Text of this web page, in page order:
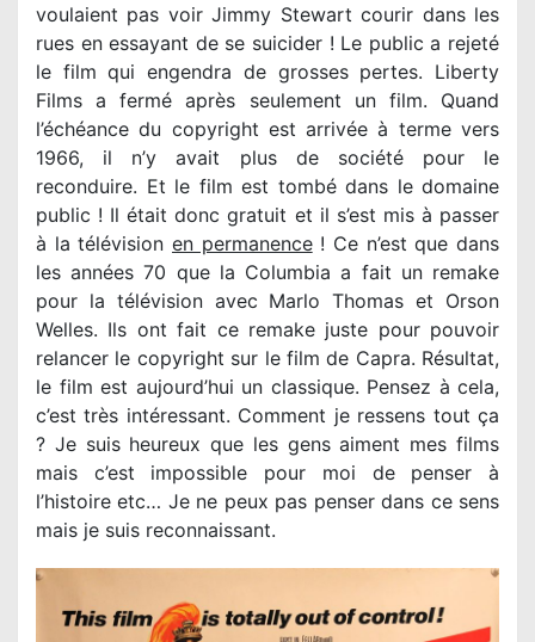
voulaient pas voir Jimmy Stewart courir dans les
rues en essayant de se suicider ! Le public a rejeté
le film qui engendra de grosses pertes. Liberty
Films a fermé après seulement un film. Quand
l’échéance du copyright est arrivée à terme vers
1966, il n’y avait plus de société pour le
reconduire. Et le film est tombé dans le domaine
public ! Il était donc gratuit et il s’est mis à passer
à la télévision en permanence! Ce n’est que dans
les années 70 que la Columbia a fait un remake
pour la télévision avec Marlo Thomas et Orson
Welles. Ils ont fait ce remake juste pour pouvoir
relancer le copyright sur le film de Capra. Résultat,
le film est aujourd’hui un classique. Pensez à cela,
c’est très intéressant. Comment je ressens tout ça
? Je suis heureux que les gens aiment mes films
mais c’est impossible pour moi de penser à
l’histoire etc… Je ne peux pas penser dans ce sens
mais je suis reconnaissant.